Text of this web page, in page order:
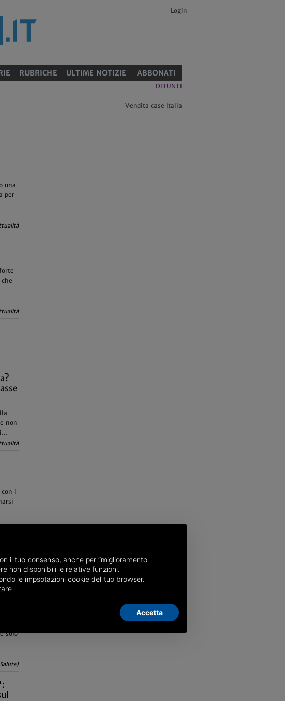
Login
RUBRICHE ULTIME NOTIZIE ABBONATI
DEFUNTI
Vendita case Italia
una
per
non
i
solo
il tuo consenso, anche per “miglioramento
non disponibili le relative funzioni.
le impsotazioni cookie del tuo browser.
Accetta